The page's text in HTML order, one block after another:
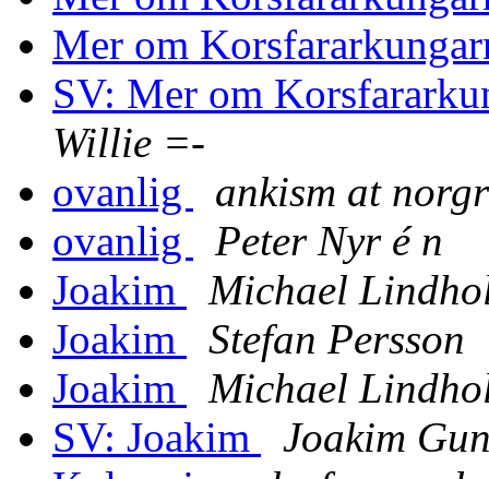
Mer om
SV: Mer om
Willie =-
ovanlig
ankism at
ovanlig
Peter Nyr é n
Joakim
Michael
Joakim
Stefan Persson
Joakim
Michael
SV: Joakim
Joakim